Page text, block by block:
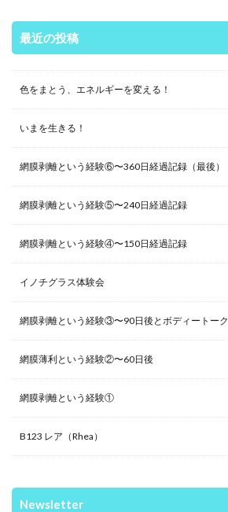
最近の投稿
色をまとう、エネルギーを変える！
いまを生きる！
網膜剥離という経験⑥〜360日経過記録（最後）
網膜剥離という経験⑤〜240日経過記録
網膜剥離という経験④〜150日経過記録
イノチグラス体験会
網膜剥離という経験③〜90日後とボディートーク
網膜薄利という経験②〜60日後
網膜剥離という経験①
B123 レア（Rhea）
Newsletter